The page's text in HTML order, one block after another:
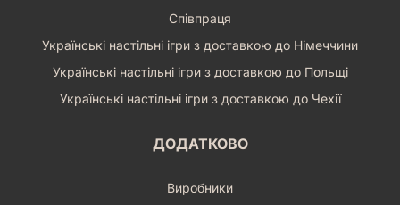
Співпраця
Українські настільні ігри з доставкою до Німеччини
Українські настільні ігри з доставкою до Польщі
Українські настільні ігри з доставкою до Чехії
ДОДАТКОВО
Виробники